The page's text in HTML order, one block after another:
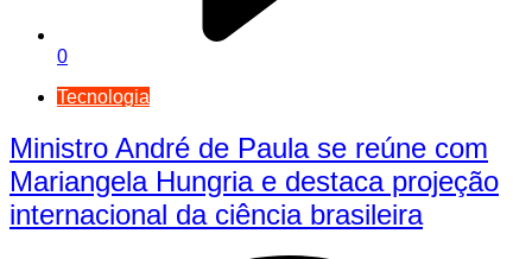
0
Tecnologia
Ministro André de Paula se reúne com
Mariangela Hungria e destaca projeção
internacional da ciência brasileira